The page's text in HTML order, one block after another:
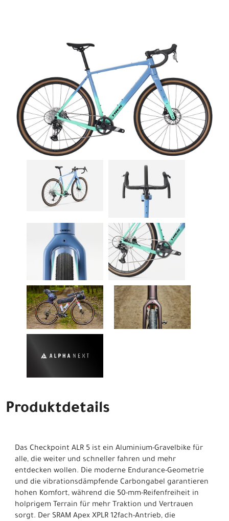
Produktdetails
Das Checkpoint ALR 5 ist ein Aluminium-Gravelbike für
alle, die weiter und schneller fahren und mehr
entdecken wollen. Die moderne Endurance-Geometrie
und die vibrationsdämpfende Carbongabel garantieren
hohen Komfort, während die 50-mm-Reifenfreiheit in
holprigem Terrain für mehr Traktion und Vertrauen
sorgt. Der SRAM Apex XPLR 12fach-Antrieb, die